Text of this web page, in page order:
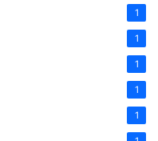
1
1
1
1
1